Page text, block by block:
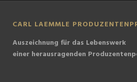
CARL LAEMMLE
Auszeichnung für das Lebenswerk
einer herausragenden